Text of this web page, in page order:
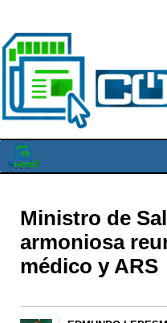
Ministro de
armoniosa
médico y ARS